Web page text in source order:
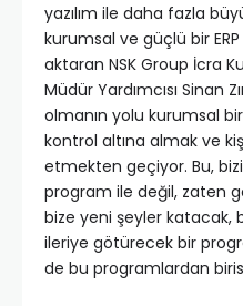
yazılım ile daha fazla
kurumsal ve güçlü bir ERP
aktaran NSK Group İcra
Müdür Yardımcısı Sinan
olmanın yolu kurumsal
kontrol altına almak ve
etmekten geçiyor. Bu,
program ile değil, zaten
bize yeni şeyler katacak,
ileriye götürecek bir
de bu programlardan